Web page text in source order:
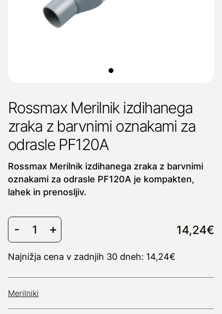
Rossmax Merilnik izdihanega
zraka z barvnimi oznakami za
odrasle PF120A
Rossmax Merilnik izdihanega zraka z barvnimi
oznakami za odrasle PF120A je kompakten,
lahek in prenosljiv.
14,24€
Najnižja cena v zadnjih 30 dneh: 14,24€
Merilniki